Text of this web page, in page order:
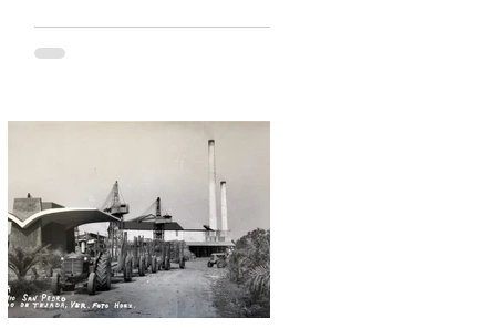
la caña y que hoy enfrenta la
Tuxtlas, la memoria, el verde que aún
habita los recuerdos y el papel que los
ingenios han tenido en la construcción
de México.
https://www.sinmas.org/post/ingenio-
san-pedro-tuxtlas Sheinbaum no asistirá
a toma de protesta de D